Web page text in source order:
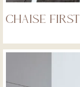
Chaise First